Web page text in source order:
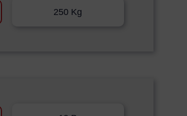
250 Kg